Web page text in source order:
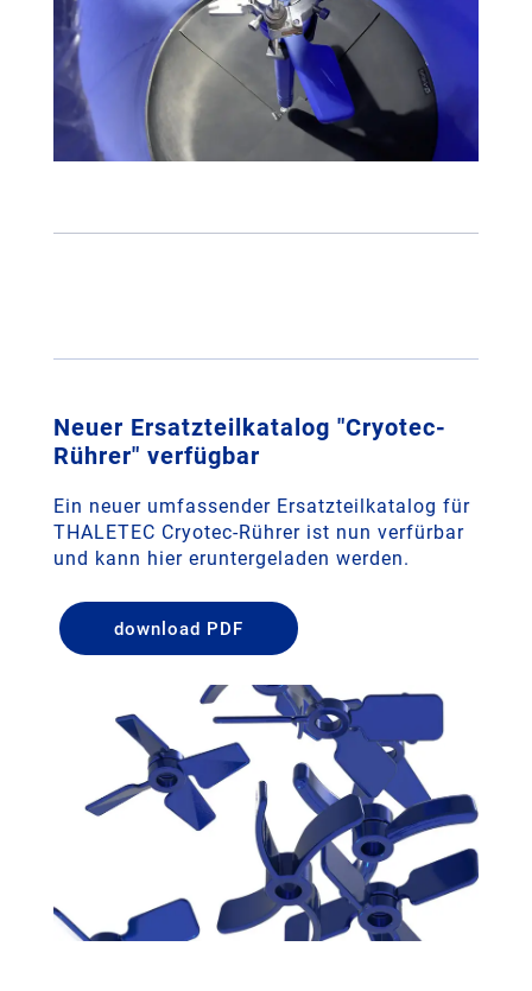
Neuer Ersatzteilkatalog "Cryotec-
Rührer" verfügbar
Ein neuer umfassender Ersatzteilkatalog für
THALETEC Cryotec-Rührer ist nun verfürbar
und kann hier eruntergeladen werden.
download PDF